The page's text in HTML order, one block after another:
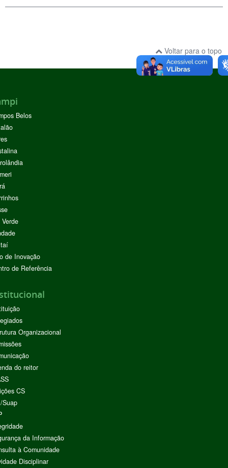
Voltar para o topo
Belos
de Inovação
de Referência
Organizacional
do reitor
CS
Suap
da Informação
à Comunidade
Disciplinar